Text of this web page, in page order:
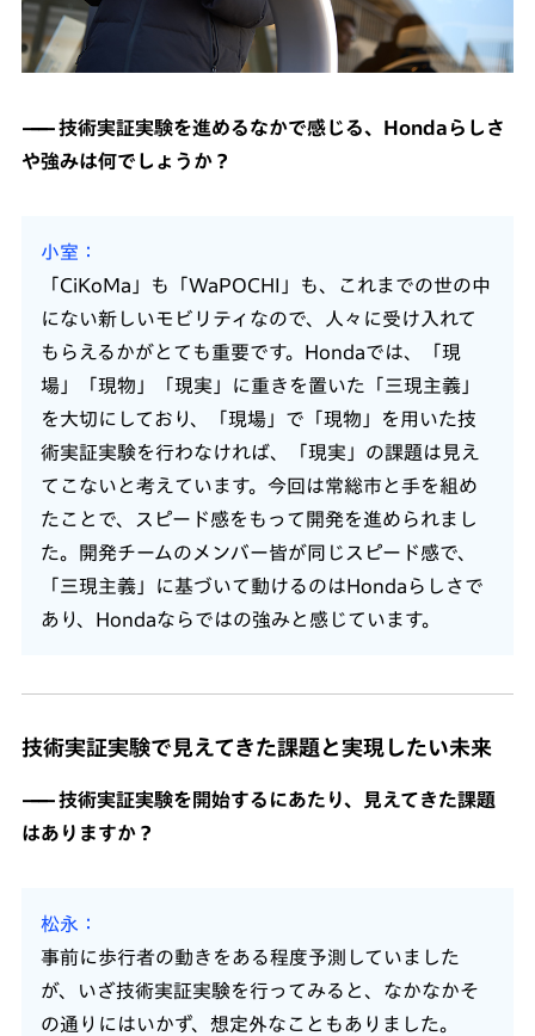
技術実証実験を進めるなかで感じる、Hondaらしさ
や強みは何でしょうか？
小室
「CiKoMa」も「WaPOCHI」も、これまでの世の中
にない新しいモビリティなので、人々に受け入れて
もらえるかがとても重要です。Hondaでは、「現
場」「現物」「現実」に重きを置いた「三現主義」
を大切にしており、「現場」で「現物」を用いた技
術実証実験を行わなければ、「現実」の課題は見え
てこないと考えています。今回は常総市と手を組め
たことで、スピード感をもって開発を進められまし
た。開発チームのメンバー皆が同じスピード感で、
「三現主義」に基づいて動けるのはHondaらしさで
あり、Hondaならではの強みと感じています。
技術実証実験で見えてきた課題と実現したい未来
技術実証実験を開始するにあたり、見えてきた課題
はありますか？
松永
事前に歩行者の動きをある程度予測していました
が、いざ技術実証実験を行ってみると、なかなかそ
の通りにはいかず、想定外なこともありました。